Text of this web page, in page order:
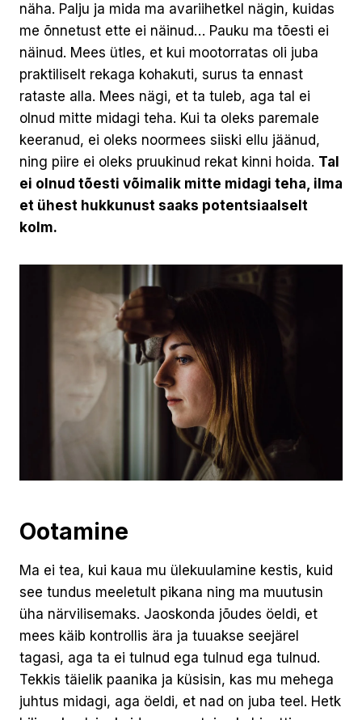
näha. Palju ja mida ma avariihetkel nägin, kuidas
me õnnetust ette ei näinud… Pauku ma tõesti ei
näinud. Mees ütles, et kui mootorratas oli juba
praktiliselt rekaga kohakuti, surus ta ennast
rataste alla. Mees nägi, et ta tuleb, aga tal ei
olnud mitte midagi teha. Kui ta oleks paremale
keeranud, ei oleks noormees siiski ellu jäänud,
ning piire ei oleks pruukinud rekat kinni hoida. Tal
ei olnud tõesti võimalik mitte midagi teha, ilma
et ühest hukkunust saaks potentsiaalselt
kolm.
Ootamine
Ma ei tea, kui kaua mu ülekuulamine kestis, kuid
see tundus meeletult pikana ning ma muutusin
üha närvilisemaks. Jaoskonda jõudes öeldi, et
mees käib kontrollis ära ja tuuakse seejärel
tagasi, aga ta ei tulnud ega tulnud ega tulnud.
Tekkis täielik paanika ja küsisin, kas mu mehega
juhtus midagi, aga öeldi, et nad on juba teel. Hetk